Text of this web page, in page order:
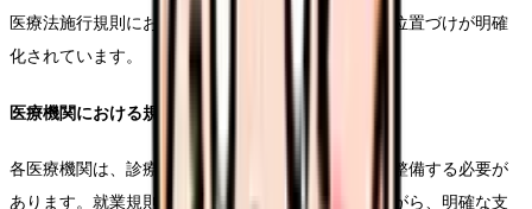
医療法施行規則においても、特定行為研修修了者の位置づけが明確
化されています。
医療機関における規定整備
各医療機関は、診療看護師手当に関する内部規定を整備する必要が
あります。就業規則や給与規程との整合性を図りながら、明確な支